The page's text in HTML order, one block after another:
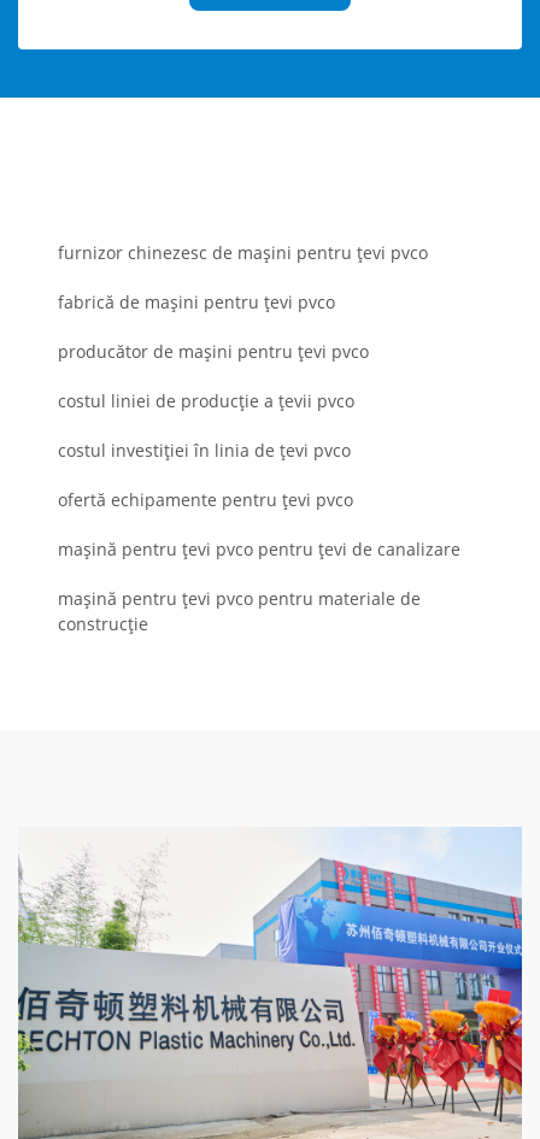
furnizor chinezesc de mașini pentru țevi pvco
fabrică de mașini pentru țevi pvco
producător de mașini pentru țevi pvco
costul liniei de producție a țevii pvco
costul investiției în linia de țevi pvco
ofertă echipamente pentru țevi pvco
mașină pentru țevi pvco pentru țevi de canalizare
mașină pentru țevi pvco pentru materiale de
construcție